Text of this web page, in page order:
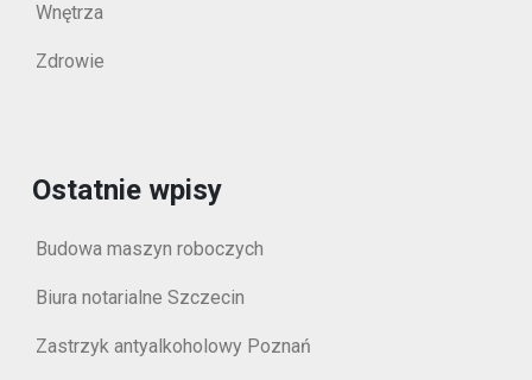
Wnętrza
Zdrowie
Ostatnie wpisy
Budowa maszyn roboczych
Biura notarialne Szczecin
Zastrzyk antyalkoholowy Poznań